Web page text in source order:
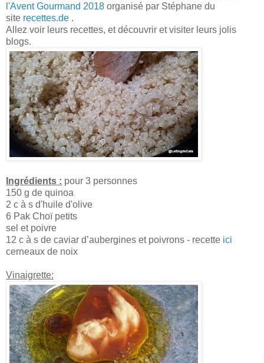
l'Avent Gourmand 2018 organisé par Stéphane du
site recettes.de .
Allez voir leurs recettes, et découvrir et visiter leurs jolis
blogs.
Ingrédients : pour 3 personnes
150 g de quinoa
2 c à s d'huile d'olive
6 Pak Choï petits
sel et poivre
12 c à s de caviar d’aubergines et poivrons - recette ici
cerneaux de noix
Vinaigrette: